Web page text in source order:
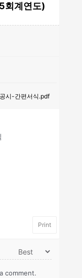
회계연도)
시-간편서식.pdf
Print
comment.